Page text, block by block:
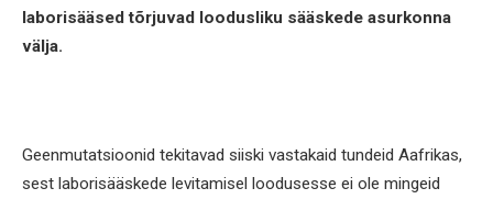
laborisääsed tõrjuvad loodusliku sääskede asurkonna
välja.
Geenmutatsioonid tekitavad siiski vastakaid tundeid Aafrikas,
sest laborisääskede levitamisel loodusesse ei ole mingeid